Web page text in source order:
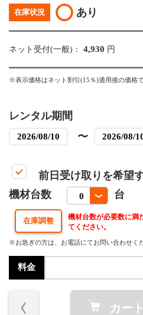
在庫状況 あり
ネット受付(一般)： 4,930 円
※表示価格はネット割引(15％)適用後の価格で
レンタル期間
〜
前日受け取りを希望
機材台数
台
機材台数が必要数に満
てください。
※お急ぎの方は、お電話にてお問い合わせく
料金
カー